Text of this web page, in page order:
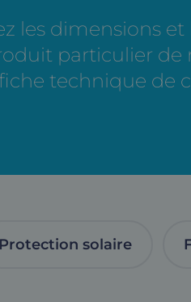
les dimensions
particulier de
technique de
Protection solaire